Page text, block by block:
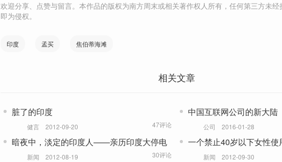
欢迎分享、点赞与留言。本作品的版权为南方周末或相关著作权人所有，任何第三方未
即为侵权。
印度 孟买 焦伯蒂海滩
相关文章
脏了的印度
健言 2012-09-20 47评论
中国互联网公司的新大陆
公司 2016-01-28
暗夜中，淡定的印度人——亲历印度大停电
新闻 2012-08-19 30评论
一个禁止40岁以下女性
新闻 2012-09-30